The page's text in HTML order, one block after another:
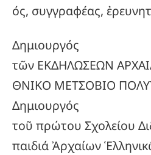
ός, συγγραφέας,
Δημιουργός
τῶν ΕΚΔΗΛΩΣΕΩΝ
ΘΝΙΚΟ ΜΕΤΣΟΒΙΟ
Δημιουργός
τοῦ πρώτου Σχολείου
παιδιά Ἀρχαίων